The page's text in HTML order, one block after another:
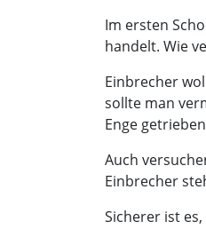
Im ersten
handelt. Wie
Einbrecher
sollte man
Enge
Auch
Einbrecher
Sicherer ist